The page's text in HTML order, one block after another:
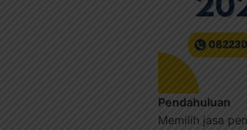
Pendahuluan
Memilih jasa